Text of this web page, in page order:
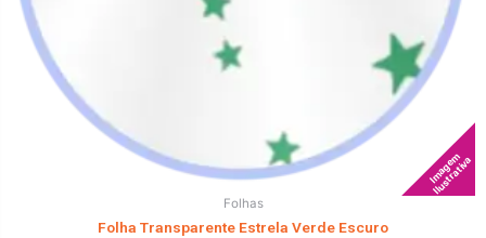
Imagem
Ilustrativa
Folhas
Folha Transparente Estrela Verde Escuro